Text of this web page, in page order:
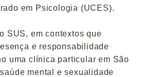
em Psicologia (UCES).
SUS, em contextos que
e responsabilidade
uma clínica particular em São
mental e sexualidade